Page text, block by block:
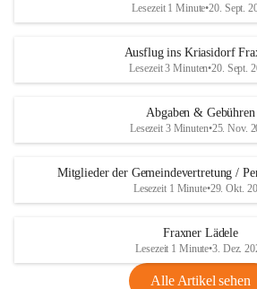
Lesezeit 1 Minute•20. Sept.
Ausflug ins Kriasidorf
Lesezeit 3 Minuten•20. Sept.
Abgaben & Gebühren
Lesezeit 3 Minuten•25. Nov.
Mitglieder der Gemeindevertretung /
Lesezeit 1 Minute•29. Okt.
Fraxner Lädele
Lesezeit 1 Minute•3. Dez.
Alle Artikel sehen